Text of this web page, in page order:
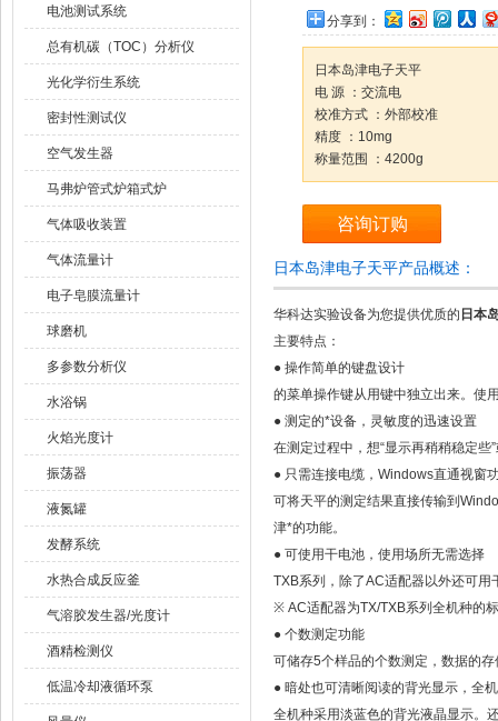
电池测试系统
总有机碳（TOC）分析仪
光化学衍生系统
密封性测试仪
空气发生器
马弗炉管式炉箱式炉
气体吸收装置
气体流量计
电子皂膜流量计
球磨机
多参数分析仪
水浴锅
火焰光度计
振荡器
液氮罐
发酵系统
水热合成反应釜
气溶胶发生器/光度计
酒精检测仪
低温冷却液循环泵
分享到：
日本岛津电子天平
电 源 ：交流电
校准方式 ：外部校准
精度 ：10mg
称量范围 ：4200g
咨询订购
日本岛津电子天平产品概述：
华科达实验设备为您提供优质的 日本
主要特点：
● 操作简单的键盘设计
的菜单操作键从用键中独立出来。使
● 测定的*设备，灵敏度的迅速设置
在测定过程中，想“显示再稍稍稳定
● 只需连接电缆，Windows直通视窗
可将天平的测定结果直接传输到
津*的功能。
● 可使用干电池，使用场所无需选择
TXB系列，除了AC适配器以外还可用
※ AC适配器为TX/TXB系列全机种的
● 个数测定功能
可储存5个样品的个数测定，数据的
● 暗处也可清晰阅读的背光显示，全
全机种采用淡蓝色的背光液晶显示。